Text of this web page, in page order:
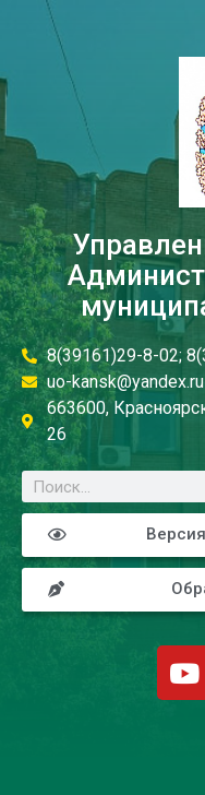
8(39161)29-8-02;
uo-kansk@yandex.ru
663600,
26